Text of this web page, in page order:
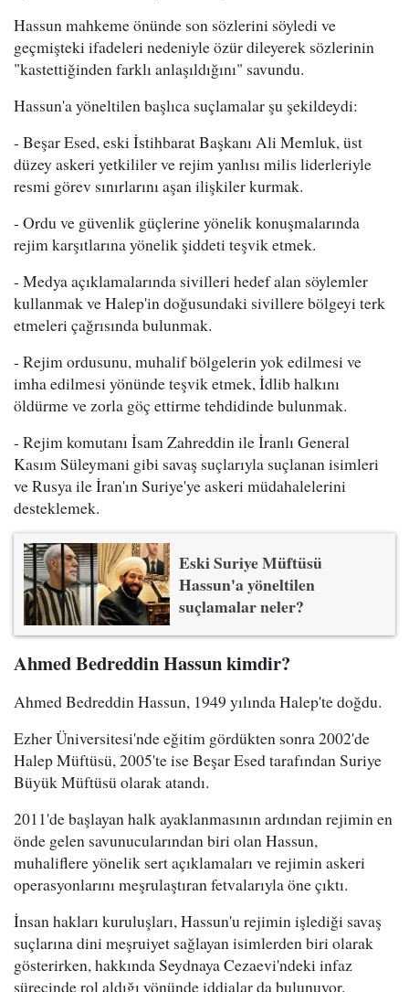
Hassun mahkeme önünde son sözlerini söyledi ve
geçmişteki ifadeleri nedeniyle özür dileyerek sözlerinin
"kastettiğinden farklı anlaşıldığını" savundu.
Hassun'a yöneltilen başlıca suçlamalar şu şekildeydi:
- Beşar Esed, eski İstihbarat Başkanı Ali Memluk, üst
düzey askeri yetkililer ve rejim yanlısı milis liderleriyle
resmi görev sınırlarını aşan ilişkiler kurmak.
- Ordu ve güvenlik güçlerine yönelik konuşmalarında
rejim karşıtlarına yönelik şiddeti teşvik etmek.
- Medya açıklamalarında sivilleri hedef alan söylemler
kullanmak ve Halep'in doğusundaki sivillere bölgeyi terk
etmeleri çağrısında bulunmak.
- Rejim ordusunu, muhalif bölgelerin yok edilmesi ve
imha edilmesi yönünde teşvik etmek, İdlib halkını
öldürme ve zorla göç ettirme tehdidinde bulunmak.
- Rejim komutanı İsam Zahreddin ile İranlı General
Kasım Süleymani gibi savaş suçlarıyla suçlanan isimleri
ve Rusya ile İran'ın Suriye'ye askeri müdahalelerini
desteklemek.
Eski Suriye Müftüsü
Hassun'a yöneltilen
suçlamalar neler?
Ahmed Bedreddin Hassun kimdir?
Ahmed Bedreddin Hassun, 1949 yılında Halep'te doğdu.
Ezher Üniversitesi'nde eğitim gördükten sonra 2002'de
Halep Müftüsü, 2005'te ise Beşar Esed tarafından Suriye
Büyük Müftüsü olarak atandı.
2011'de başlayan halk ayaklanmasının ardından rejimin en
önde gelen savunucularından biri olan Hassun,
muhaliflere yönelik sert açıklamaları ve rejimin askeri
operasyonlarını meşrulaştıran fetvalarıyla öne çıktı.
İnsan hakları kuruluşları, Hassun'u rejimin işlediği savaş
suçlarına dini meşruiyet sağlayan isimlerden biri olarak
gösterirken, hakkında Seydnaya Cezaevi'ndeki infaz
sürecinde rol aldığı yönünde iddialar da bulunuyor.